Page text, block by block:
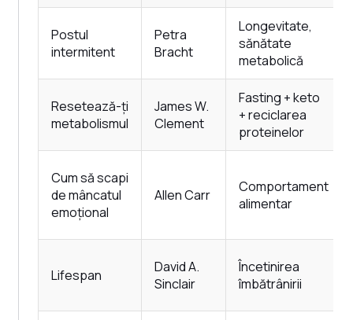
Postul
intermitent
Petra
Bracht
Longevitate,
sănătate
metabolică
Resetează-ți
metabolismul
James W.
Clement
Fasting + keto
+ reciclarea
proteinelor
Cum să scapi
de mâncatul
emoțional
Allen Carr
Comportament
alimentar
Lifespan
David A.
Sinclair
Încetinirea
îmbătrânirii